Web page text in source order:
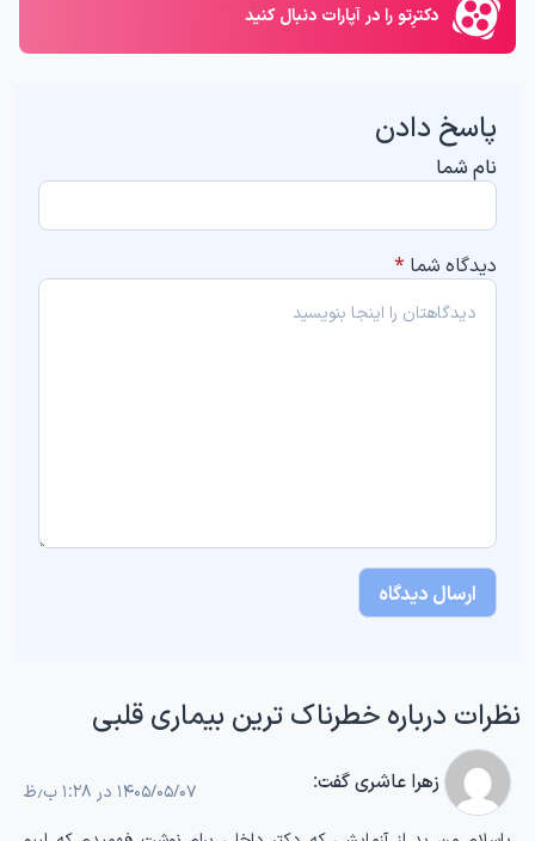
دکترِتو را در آپارات دنبال کنید
پاسخ دادن
نام شما
دیدگاه شما *
نظرات درباره خطرناک ترین بیماری قلبی
زهرا عاشریگفت: ۱۴۰۵/۰۵/۰۷ در ۱:۲۸ ب٫ظ